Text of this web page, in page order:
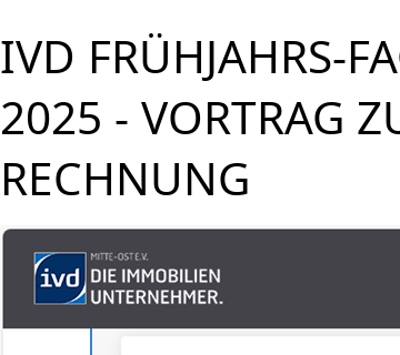
IVD FRÜHJAHRS-
2025 - VORTRAG
RECHNUNG